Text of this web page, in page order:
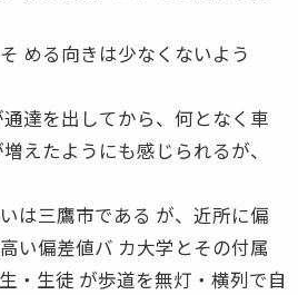
める向きは少なくないよう
達を出してから、何となく車
えたようにも感じられるが、
は三鷹市である が、近所に偏
い偏差値バ カ大学とその付属
・生徒 が歩道を無灯・横列で自